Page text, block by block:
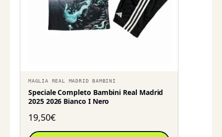
MAGLIA REAL MADRID BAMBINI
Speciale Completo Bambini Real Madrid
2025 2026 Bianco I Nero
19,50€